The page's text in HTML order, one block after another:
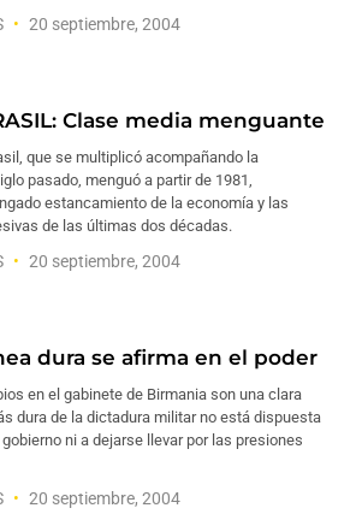
20 septiembre, 2004
Clase media menguante
que se multiplicó acompañando la
pasado, menguó a partir de 1981,
estancamiento de la economía y las
de las últimas dos décadas.
20 septiembre, 2004
dura se afirma en el poder
en el gabinete de Birmania son una clara
dura de la dictadura militar no está dispuesta
ni a dejarse llevar por las presiones
20 septiembre, 2004